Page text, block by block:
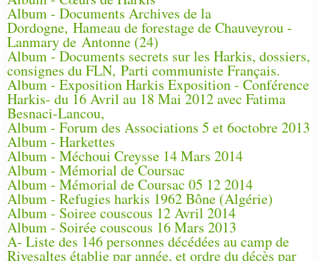
Album - Documents Archives de la
Dordogne, Hameau de forestage de Chauveyrou -
Lanmary de Antonne (24)
Album - Documents secrets sur les Harkis, dossiers,
consignes du FLN, Parti communiste Français.
Album - Exposition Harkis Exposition - Conférence
Harkis- du 16 Avril au 18 Mai 2012 avec Fatima
Besnaci-Lancou,
Album - Forum des Associations 5 et 6octobre 2013
Album - Harkettes
Album - Méchoui Creysse 14 Mars 2014
Album - Mémorial de Coursac
Album - Mémorial de Coursac 05 12 2014
Album - Refugies harkis 1962 Bône (Algérie)
Album - Soiree couscous 12 Avril 2014
Album - Soirée couscous 16 Mars 2013
A- Liste des 146 personnes décédées au camp de
Rivesaltes établie par année, et ordre du décès par